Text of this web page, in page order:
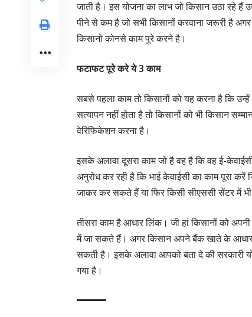
जाती है। इस योजना का लाभ जो किसान उठा रहे
पीने से कम है जो सभी किसानों करवाना जरूरी है
किसानो कोनसे काम पुरे करने है।
फटाफट पूरे करे ये 3 काम
सबसे पहला काम तो किसानों को यह करना है कि
सत्यापन नहीं होता है तो किसानों को भी किसान
वेरिफिकेशन करना है।
इसके अलावा दूसरा काम जो है वह है कि वह ई-
अनुरोध कर रही है कि भाई केवाईसी का काम पूरा
जाकर कर सकते हैं या फिर किसी सीएससी सेंटर में
तीसरा काम है आधार लिंक। जी हां किसानों को
में जा सकते हैं। अगर किसान अपने बैंक खाते के आधार
सकती है। इसके अलावा आपको बता दे की
गया है।